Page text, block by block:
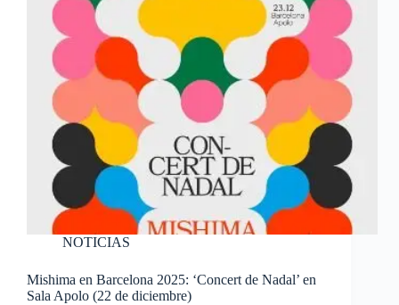
NOTICIAS
Mishima en Barcelona 2025: ‘Concert de Nadal’ en
Sala Apolo (22 de diciembre)